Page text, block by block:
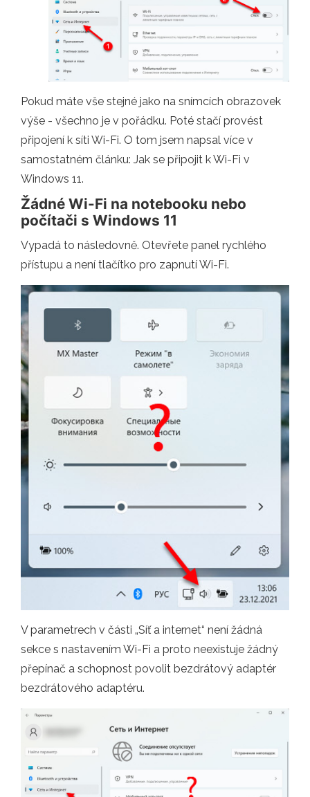
Pokud máte vše stejné jako na snímcích obrazovek
výše - všechno je v pořádku. Poté stačí provést
připojení k síti Wi-Fi. O tom jsem napsal více v
samostatném článku: Jak se připojit k Wi-Fi v
Windows 11.
Žádné Wi-Fi na notebooku nebo
počítači s Windows 11
Vypadá to následovně. Otevřete panel rychlého
přístupu a není tlačítko pro zapnutí Wi-Fi.
V parametrech v části „Síť a internet“ není žádná
sekce s nastavením Wi-Fi a proto neexistuje žádný
přepínač a schopnost povolit bezdrátový adaptér
bezdrátového adaptéru.